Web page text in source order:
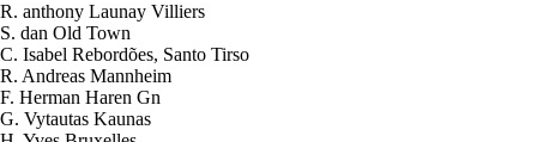
R. anthony Launay Villiers
S. dan Old Town
C. Isabel Rebordões, Santo Tirso
R. Andreas Mannheim
F. Herman Haren Gn
G. Vytautas Kaunas